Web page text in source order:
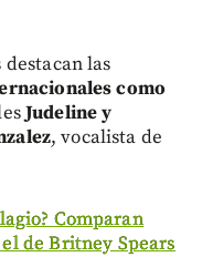
las
como
Judeline y
, vocalista de
Comparan
de Britney Spears